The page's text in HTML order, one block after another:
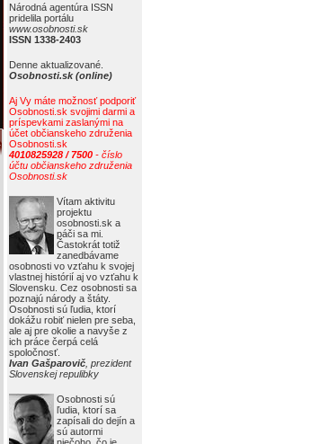
Národná agentúra ISSN
pridelila portálu
www.osobnosti.sk
ISSN 1338-2403
Denne aktualizované.
Osobnosti.sk (online)
Aj Vy máte možnosť podporiť
Osobnosti.sk svojimi darmi a
príspevkami zaslanými na
účet občianskeho združenia
Osobnosti.sk
4010825928 / 7500 - číslo
účtu občianskeho združenia
Osobnosti.sk
Vítam aktivitu
projektu
osobnosti.sk a
páči sa mi.
Častokrát totiž
zanedbávame
osobnosti vo vzťahu k svojej
vlastnej histórií aj vo vzťahu k
Slovensku. Cez osobnosti sa
poznajú národy a štáty.
Osobnosti sú ľudia, ktorí
dokážu robiť nielen pre seba,
ale aj pre okolie a navyše z
ich práce čerpá celá
spoločnosť.
Ivan Gašparovič , prezident
Slovenskej repulibky
Osobnosti sú
ľudia, ktorí sa
zapísali do dejín a
sú autormi